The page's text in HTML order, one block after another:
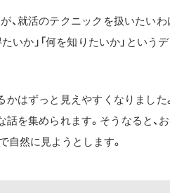
、就活のテクニックを扱いたい
いか」「何を知りたいか」という
かはずっと見えやすくなりまし
話を集められます。そうなると、
自然に見ようとします。